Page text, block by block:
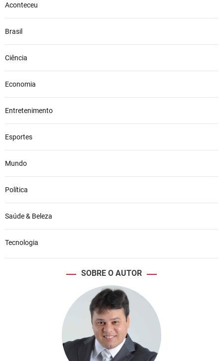
Aconteceu
Brasil
Ciência
Economia
Entretenimento
Esportes
Mundo
Política
Saúde & Beleza
Tecnologia
SOBRE O AUTOR